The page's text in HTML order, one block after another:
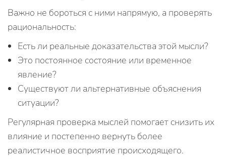
Важно не бороться с ними напрямую, а проверять
рациональность:
Есть ли реальные доказательства этой мысли?
Это постоянное состояние или временное
явление?
Существуют ли альтернативные объяснения
ситуации?
Регулярная проверка мыслей помогает снизить их
влияние и постепенно вернуть более
реалистичное восприятие происходящего.